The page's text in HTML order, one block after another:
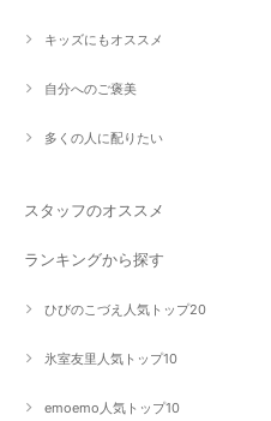
キッズにもオススメ
自分へのご褒美
多くの人に配りたい
スタッフのオススメ
ランキングから探す
ひびのこづえ人気トップ20
氷室友里人気トップ10
emoemo人気トップ10